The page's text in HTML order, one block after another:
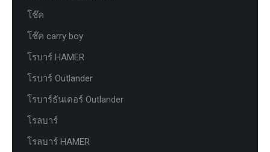
โช๊ค
โช๊ค carry boy
โรบาร์ HAMER
โรบาร์ Outlander
โรบาร์ธันเดอร์ Outlander
โรลบาร์
โรลบาร์ HAMER